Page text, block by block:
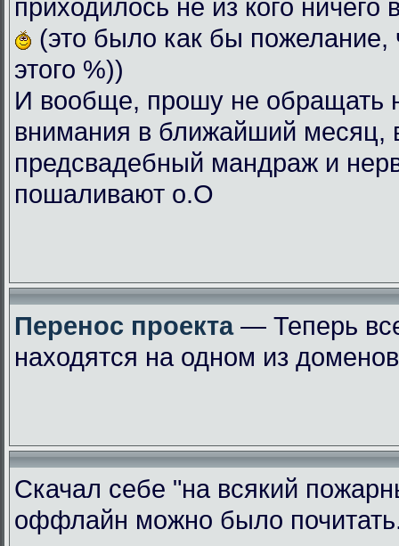
приходилось не из кого ничего
(это было как бы пожелание,
этого %))
И вообще, прошу не обращать
внимания в ближайший месяц,
предсвадебный мандраж и
пошаливают о.О
Перенос проекта— Теперь
находятся на одном из
Скачал себе "на всякий
оффлайн можно было